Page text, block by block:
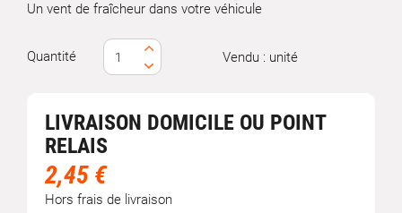
Un vent de fraîcheur dans votre véhicule
Quantité Vendu : unité
LIVRAISON DOMICILE OU POINT
RELAIS
2,45 €
Hors frais de livraison